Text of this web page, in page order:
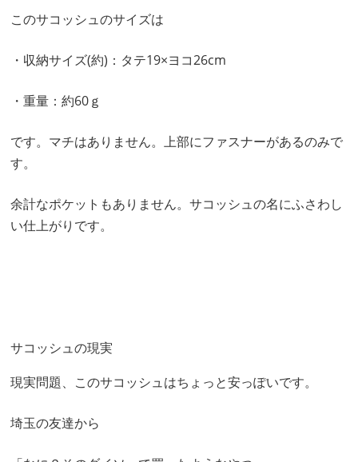
このサコッシュのサイズは
・収納サイズ(約)：タテ19×ヨコ26cm
・重量：約60ｇ
です。マチはありません。上部にファスナーがあるのみで
す。
余計なポケットもありません。サコッシュの名にふさわし
い仕上がりです。
サコッシュの現実
現実問題、このサコッシュはちょっと安っぽいです。
埼玉の友達から